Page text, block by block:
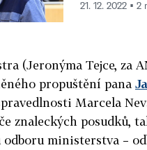
21. 12. 2022 ▪ 2
(Jeronýma Tejce, za
propuštění pana
Marcela
znaleckých posudků,
odboru ministerstva –